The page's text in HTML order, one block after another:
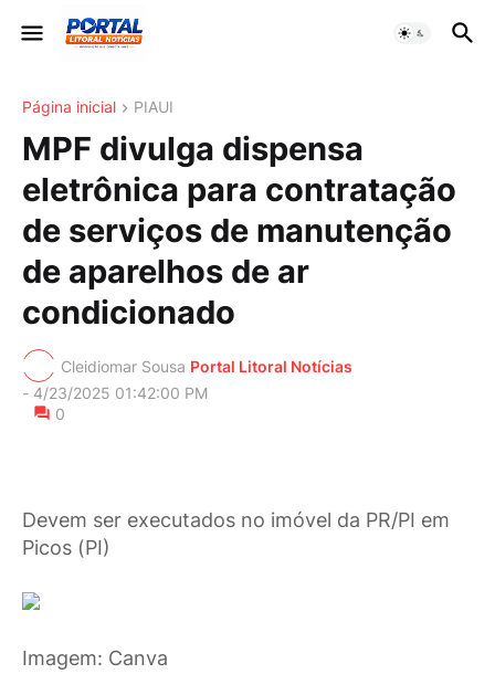
Página inicial PIAUI
MPF divulga dispensa
eletrônica para contratação
de serviços de manutenção
de aparelhos de ar
condicionado
Cleidiomar Sousa Portal Litoral Notícias
- 4/23/2025 01:42:00 PM
0
Devem ser executados no imóvel da PR/PI em
Picos (PI)
Imagem: Canva